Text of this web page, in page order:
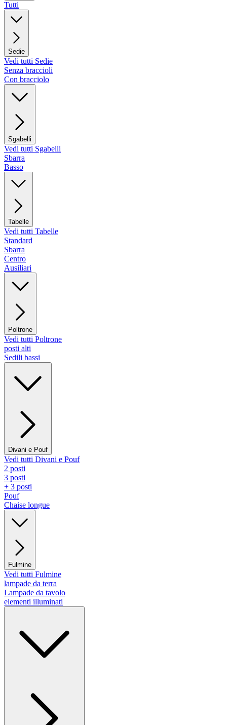
Tutti
Sedie
Vedi tutti Sedie
Senza braccioli
Con bracciolo
Sgabelli
Vedi tutti Sgabelli
Sbarra
Basso
Tabelle
Vedi tutti Tabelle
Standard
Sbarra
Centro
Ausiliari
Poltrone
Vedi tutti Poltrone
posti alti
Sedili bassi
Divani e Pouf
Vedi tutti Divani e Pouf
2 posti
3 posti
+ 3 posti
Pouf
Chaise longue
Fulmine
Vedi tutti Fulmine
lampade da terra
Lampade da tavolo
elementi illuminati